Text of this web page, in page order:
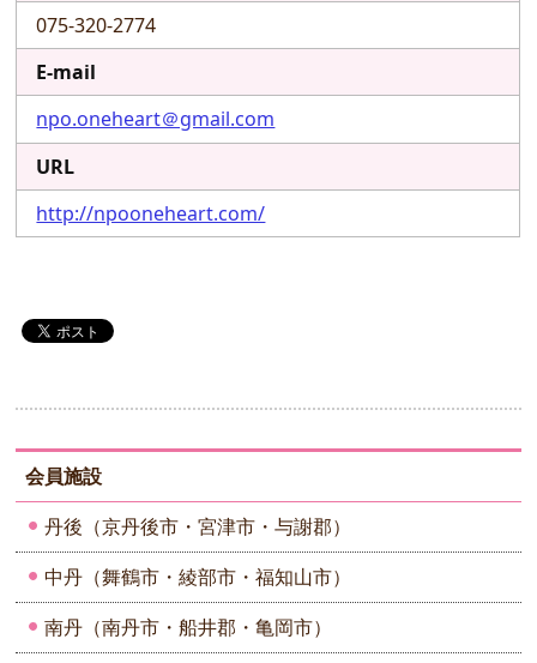
075-320-2774
E-mail
npo.oneheart＠gmail.com
URL
http://npooneheart.com/
会員施設
丹後（京丹後市・宮津市・与謝郡）
中丹（舞鶴市・綾部市・福知山市）
南丹（南丹市・船井郡・亀岡市）